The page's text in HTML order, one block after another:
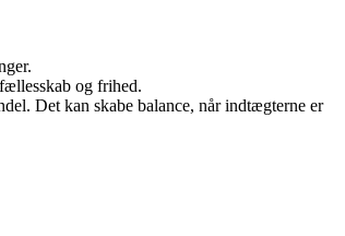
og frihed.
Det kan skabe balance, når indtægterne er